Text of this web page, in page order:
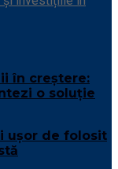
în creștere:
o soluție
ușor de folosit